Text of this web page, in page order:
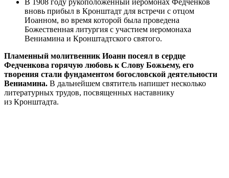
В 1908 году рукоположенный иеромонах Федченков
вновь прибыл в Кронштадт для встречи с отцом
Иоанном, во время которой была проведена
Божественная литургия с участием иеромонаха
Вениамина и Кронштадтского святого.
Пламенный молитвенник Иоанн посеял в сердце
Федченкова горячую любовь к Слову Божьему, его
творения стали фундаментом богословской деятельности
Вениамина. В дальнейшем святитель напишет несколько
литературных трудов, посвященных наставнику
из Кронштадта.